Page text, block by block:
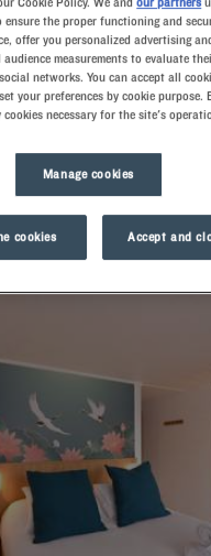
nuestros empleados lo
detalles llenos de
de nuestra almohada
para empezar el día con
de alojarse en un
para desayunar… ¡Y ya
MAPA
ensure the proper functioning and
offer you personalized advertising
measurements to evaluate
networks. You can accept all
your preferences by cookie purpose.
cookies necessary for the site's
Manage cookies
cookies Accept and